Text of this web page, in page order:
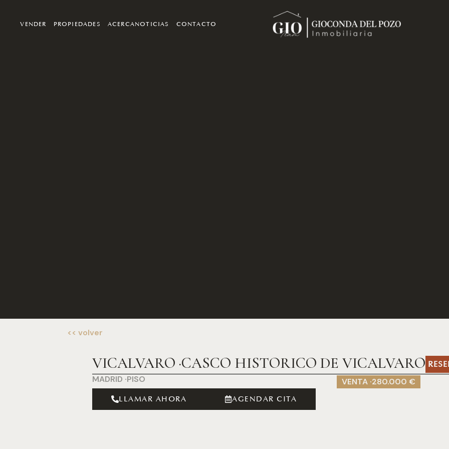
VENDER PROPIEDADES ACERCANOTICIAS CONTACTO
<< volver
VICALVARO ·CASCO HISTORICO DE VICALVARO
MADRID ·PISO VENTA ·280.000 €
LLAMAR AHORA AGENDAR CITA